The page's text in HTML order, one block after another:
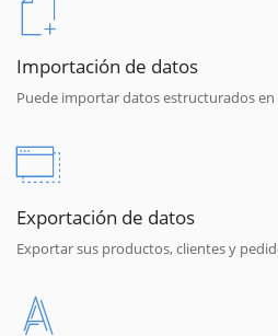
Importación de datos
Puede importar datos estructurados
Exportación de datos
Exportar sus productos, clientes y